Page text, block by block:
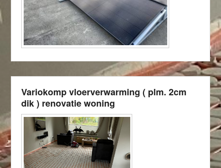
Variokomp vloerverwarming ( plm. 2cm
dik ) renovatie woning